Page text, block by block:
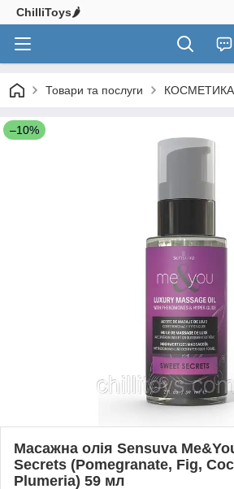
ChilliToys🌶️
Товари та послуги КОСМЕТИКА
–10%
Масажна олія Sensuva
Secrets (Pomegranate, Fig,
Plumeria) 59 мл